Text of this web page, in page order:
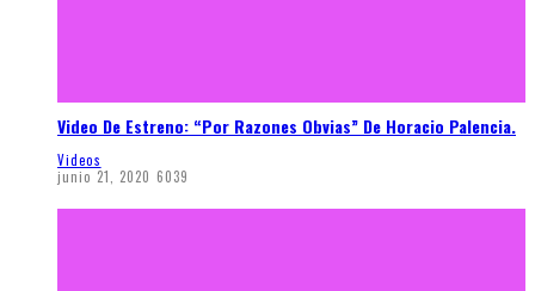
Video De Estreno: “Por Razones Obvias” De Horacio Palencia.
Videos
junio 21, 2020 6039